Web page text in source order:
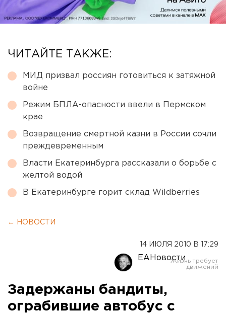
ЧИТАЙТЕ ТАКЖЕ:
МИД призвал россиян готовиться к затяжной
войне
Режим БПЛА-опасности ввели в Пермском
крае
Возвращение смертной казни в России сочли
преждевременным
Власти Екатеринбурга рассказали о борьбе с
желтой водой
В Екатеринбурге горит склад Wildberries
← НОВОСТИ
14 ИЮЛЯ 2010 В 17:29
ЕАНовости
Задержаны бандиты,
ограбившие автобус с